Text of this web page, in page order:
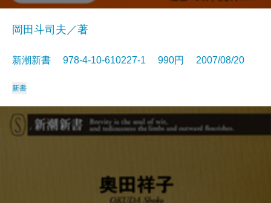
岡田斗司夫／著
新潮新書 978-4-10-610227-1 990円 2007/08/20
新書